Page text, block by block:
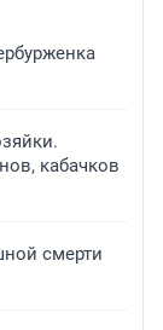
кабачков
смерти